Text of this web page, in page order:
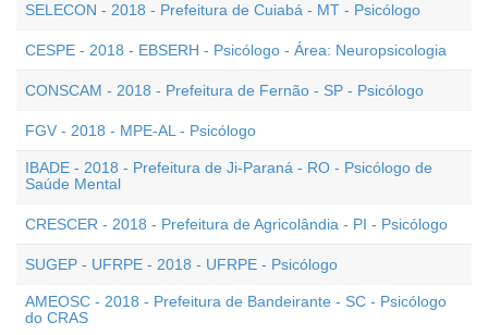
SELECON - 2018 - Prefeitura de Cuiabá - MT - Psicólogo
CESPE - 2018 - EBSERH - Psicólogo - Área: Neuropsicologia
CONSCAM - 2018 - Prefeitura de Fernão - SP - Psicólogo
FGV - 2018 - MPE-AL - Psicólogo
IBADE - 2018 - Prefeitura de Ji-Paraná - RO - Psicólogo de
Saúde Mental
CRESCER - 2018 - Prefeitura de Agricolândia - PI - Psicólogo
SUGEP - UFRPE - 2018 - UFRPE - Psicólogo
AMEOSC - 2018 - Prefeitura de Bandeirante - SC - Psicólogo
do CRAS